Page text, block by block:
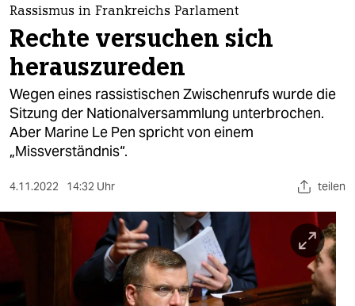
themen
politik
öko
gesellschaft
kultur
sport
berlin
wahrheit
Rassismus in Frankreichs Parlament
Rechte versuchen sich
herauszureden
Wegen eines rassistischen Zwischenrufs wurde die
Sitzung der Nationalversammlung unterbrochen.
Aber Marine Le Pen spricht von einem
„Missverständnis“.
4.11.2022 14:32 Uhr teilen